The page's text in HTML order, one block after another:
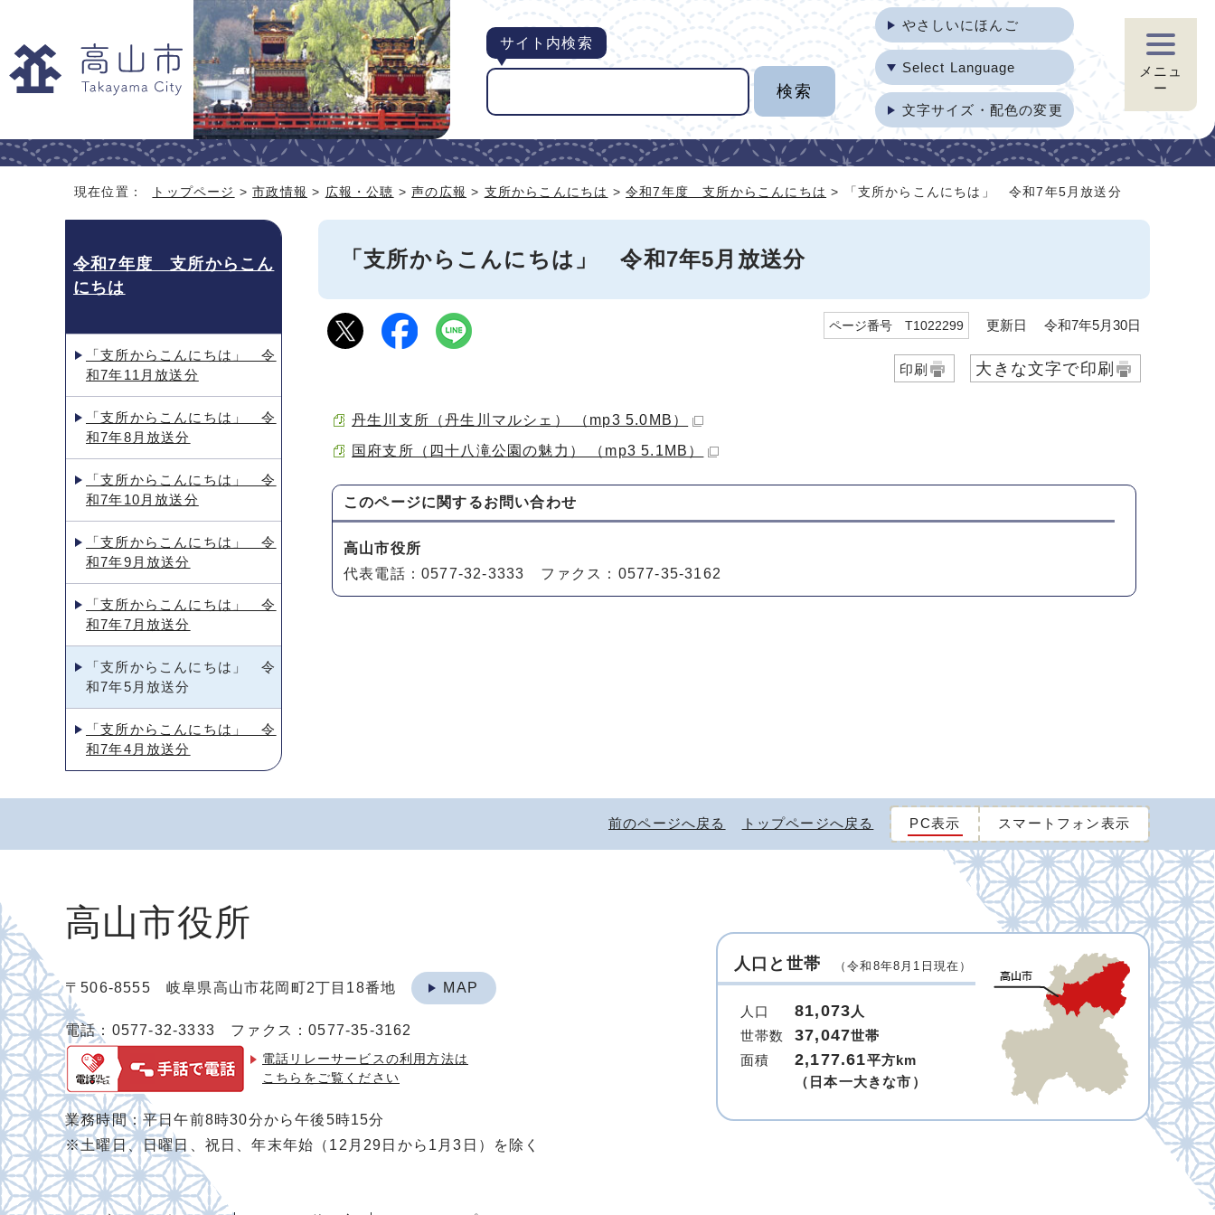
サイト内検索
やさしいにほんご
Select Language
文字サイズ・配色の変更
メニュ
ー
現在位置： トップページ >市政情報 > 広報・公聴 >声の広報 > 支所からこんにちは >令和7年度 支所からこんにちは > 「支所からこんにちは」 令和7年5月放送分
「支所からこんにちは」 令和7年5月放送分
ページ番号 T1022299 更新日 令和7年5月30日
印刷 大きな文字で印刷
丹生川支所（丹生川マルシェ） （mp3 5.0MB）
国府支所（四十八滝公園の魅力） （mp3 5.1MB）
このページに関するお問い合わせ
高山市役所
代表電話：0577-32-3333 ファクス：0577-35-3162
令和7年度 支所からこん
にちは
「支所からこんにちは」 令
和7年11月放送分
「支所からこんにちは」 令
和7年8月放送分
「支所からこんにちは」 令
和7年10月放送分
「支所からこんにちは」 令
和7年9月放送分
「支所からこんにちは」 令
和7年7月放送分
「支所からこんにちは」 令
和7年5月放送分
「支所からこんにちは」 令
和7年4月放送分
前のページへ戻る トップページへ戻る PC表示 スマートフォン表示
高山市役所
〒506-8555 岐阜県高山市花岡町2丁目18番地 MAP
電話：0577-32-3333 ファクス：0577-35-3162
電話リレーサービスの利用方法は
こちらをご覧ください
業務時間：平日午前8時30分から午後5時15分
※土曜日、日曜日、祝日、年末年始（12月29日から1月3日）を除く
人口と世帯 （令和8年8月1日現在）
人口 81,073 人
世帯数
37,047世帯
面積
2,177.61平方km
（日本一大きな市）